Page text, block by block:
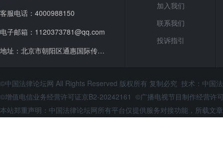
客服电话：4000988150
电子邮箱：1120373781@qq.com
地址：北京市朝阳区通惠国际传媒广场
加入我们
联系我们
投诉指引
©中国法律论坛网 All Rights Reserved 版权所有 复制必究 技术： 中国
©增值电信业务经营许可证京B2-20242161 ©广播电视节目制作经营
本站郑重声明：中国法律论坛网所有平台仅提供服务对接功能，所载文